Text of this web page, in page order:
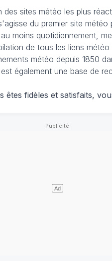
sites météo les plus
du premier site
moins quotidiennement,
de tous les liens
météo depuis 1850
également une base de
fidèles et satisfaits,